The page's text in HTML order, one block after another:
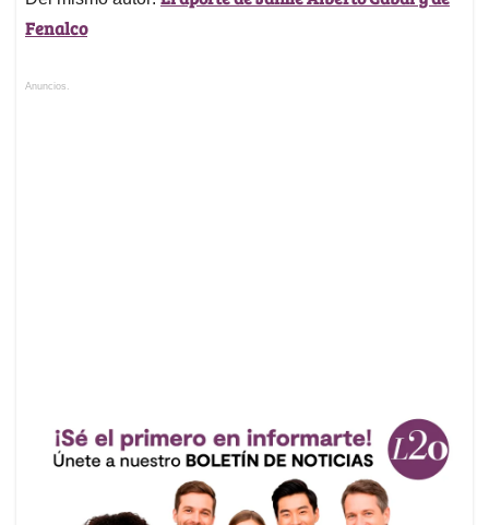
Fenalco
Anuncios.